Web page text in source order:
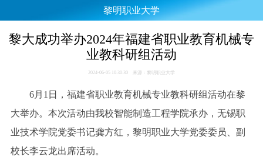
黎明职业大学
黎大成功举办2024年福建省职业教育机械专
业教科研组活动
2024-06-05 10:30:30 来源：黎明职业大学
6月1日，福建省职业教育机械专业教科研组活动在黎
大举办。本次活动由我校智能制造工程学院承办，无锡职
业技术学院党委书记龚方红，黎明职业大学党委委员、副
校长李云龙出席活动。